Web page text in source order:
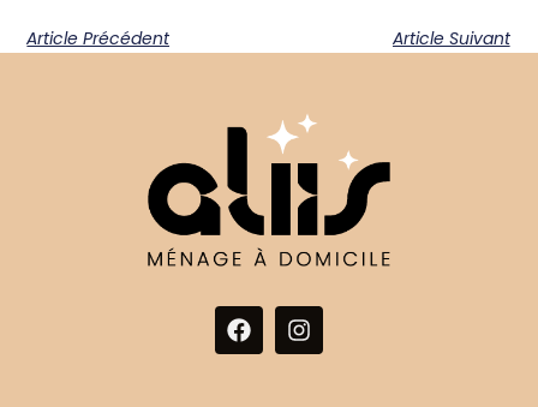
Article Précédent Article Suivant